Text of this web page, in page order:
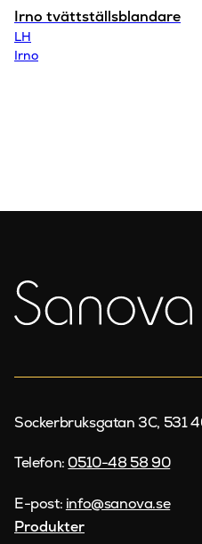
Irno tvättställsblandare
LH
Irno
Sockerbruksgatan 3C, 531
Telefon: 0510-48 58 90
E-post: info@sanova.se
Produkter